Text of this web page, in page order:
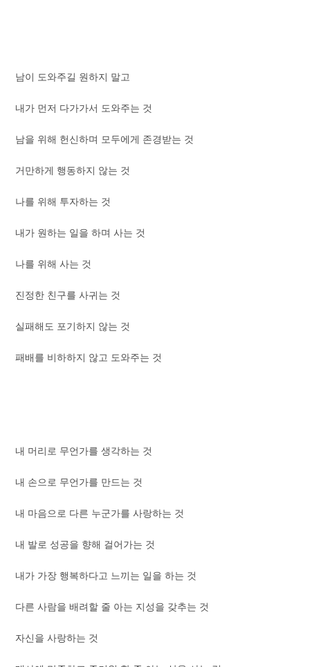
남이 도와주길 원하지 말고
내가 먼저 다가가서 도와주는 것
남을 위해 헌신하며 모두에게 존경받는 것
거만하게 행동하지 않는 것
나를 위해 투자하는 것
내가 원하는 일을 하며 사는 것
나를 위해 사는 것
진정한 친구를 사귀는 것
실패해도 포기하지 않는 것
패배를 비하하지 않고 도와주는 것
내 머리로 무언가를 생각하는 것
내 손으로 무언가를 만드는 것
내 마음으로 다른 누군가를 사랑하는 것
내 발로 성공을 향해 걸어가는 것
내가 가장 행복하다고 느끼는 일을 하는 것
다른 사람을 배려할 줄 아는 지성을 갖추는 것
자신을 사랑하는 것